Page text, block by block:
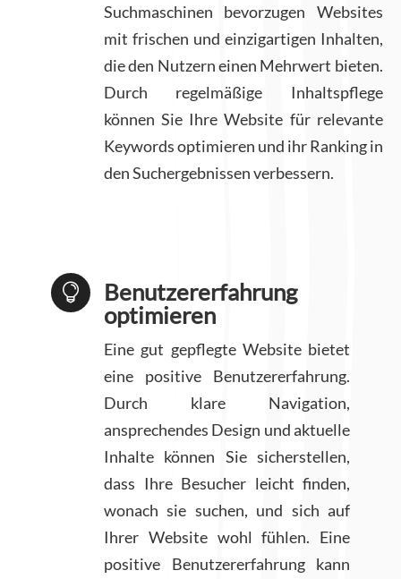
Suchmaschinen bevorzugen Websites
mit frischen und einzigartigen Inhalten,
die den Nutzern einen Mehrwert bieten.
Durch regelmäßige Inhaltspflege
können Sie Ihre Website für relevante
Keywords optimieren und ihr Ranking in
den Suchergebnissen verbessern.

Benutzererfahrung
optimieren
Eine gut gepflegte Website bietet
eine positive Benutzererfahrung.
Durch klare Navigation,
ansprechendes Design und aktuelle
Inhalte können Sie sicherstellen,
dass Ihre Besucher leicht finden,
wonach sie suchen, und sich auf
Ihrer Website wohl fühlen. Eine
positive Benutzererfahrung kann